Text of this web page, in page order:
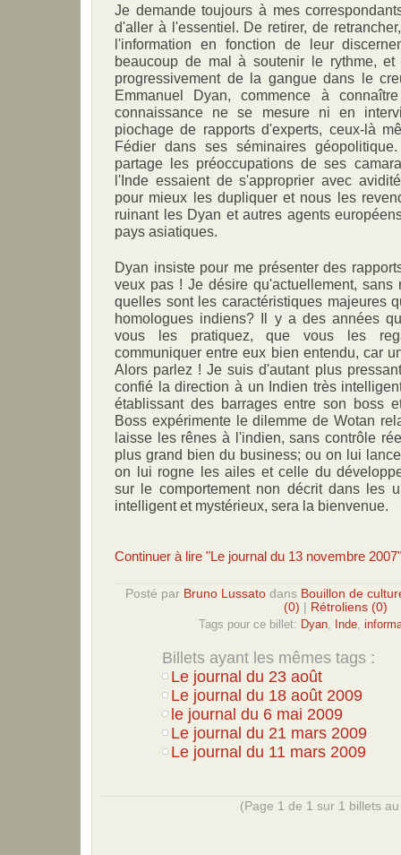
Je demande toujours à mes
d'aller à l'essentiel. De retirer, de
l'information en fonction de leur
beaucoup de mal à soutenir le rythme, et
progressivement de la gangue dans le
Emmanuel Dyan, commence à
connaissance ne se mesure ni en
piochage de rapports d'experts, ceux-là
Fédier dans ses séminaires
partage les préoccupations de ses
l'Inde essaient de s'approprier avec
pour mieux les dupliquer et nous les
ruinant les Dyan et autres agents
pays asiatiques.
Dyan insiste pour me présenter des
veux pas ! Je désire qu'actuellement, sans
quelles sont les caractéristiques majeures
homologues indiens? Il y a des années
vous les pratiquez, que vous les
communiquer entre eux bien entendu, car
Alors parlez ! Je suis d'autant plus
confié la direction à un Indien très
établissant des barrages entre son boss
Boss expérimente le dilemme de Wotan
laisse les rênes à l'indien, sans contrôle
plus grand bien du business; ou on lui
on lui rogne les ailes et celle du
sur le comportement non décrit dans les
intelligent et mystérieux, sera la bienvenue.
Continuer à lire "Le journal du 13 novembre 2007"
Posté par Bruno Lussatodans Bouillon de
(0)
Rétroliens (0)
Tags pour ce billet: Dyan Inde
Billets ayant les mêmes tags :
Le journal du 23 août
Le journal du 18 août 2009
le journal du 6 mai 2009
Le journal du 21 mars 2009
Le journal du 11 mars 2009
(Page 1 de 1 sur 1 billets